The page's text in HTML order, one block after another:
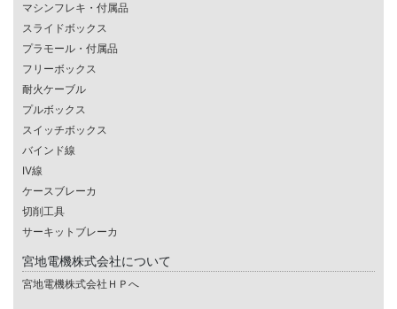
マシンフレキ・付属品
スライドボックス
プラモール・付属品
フリーボックス
耐火ケーブル
プルボックス
スイッチボックス
バインド線
IV線
ケースブレーカ
切削工具
サーキットブレーカ
宮地電機株式会社について
宮地電機株式会社ＨＰへ